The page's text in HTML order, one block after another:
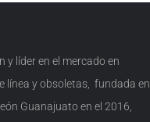
y líder en el mercado en
línea y obsoletas, fundada en
Guanajuato en el 2016,